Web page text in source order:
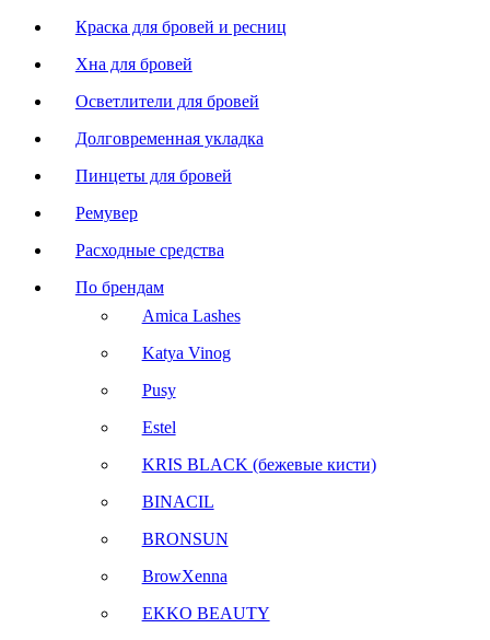
Краска для бровей и ресниц
Хна для бровей
Осветлители для бровей
Долговременная укладка
Пинцеты для бровей
Ремувер
Расходные средства
По брендам
Amica Lashes
Katya Vinog
Pusy
Estel
KRIS BLACK (бежевые кисти)
BINACIL
BRONSUN
BrowXenna
EKKO BEAUTY